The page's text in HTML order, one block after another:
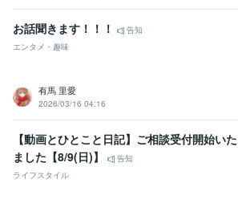
お話聞きます！！！
告知
エンタメ・趣味
有馬 里愛
2026/03/16 04:16
【動画とひとこと日記】ご相談受付開始い
ました【8/9(日)】
告知
ライフスタイル